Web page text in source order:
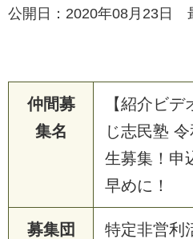
公開日：2020年08月23日
仲間募
集名
【紹介ビ
じ志民塾
生募集！
早めに！
募集団
特定非営利